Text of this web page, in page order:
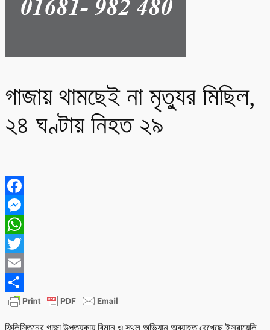
গাজায় থামছেই না মৃত্যুর মিছিল,
২৪ ঘণ্টায় নিহত ২৯
Facebook
Messenger
WhatsApp
Twitter
Email
Share
ফিলিস্তিনের গাজা উপত্যকায় বিমান ও স্থল অভিযান অব্যাহত রেখেছে ইসরায়েলি